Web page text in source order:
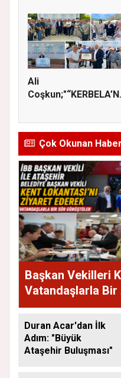
Ali
HA...
Çok Okunan
Başkan Vekilleri
Vatandaşlarla Bir
Duran Acar'dan İlk
Adım: "Büyük
Ataşehir Buluşması"